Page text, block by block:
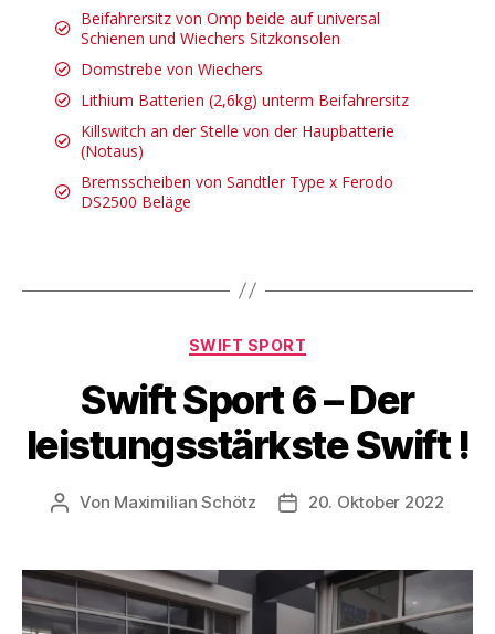
Beifahrersitz von Omp beide auf universal
Schienen und Wiechers Sitzkonsolen
Domstrebe von Wiechers
Lithium Batterien (2,6kg) unterm Beifahrersitz
Killswitch an der Stelle von der Haupbatterie
(Notaus)
Bremsscheiben von Sandtler Type x Ferodo
DS2500 Beläge
SWIFT SPORT
Swift Sport 6 – Der
leistungsstärkste Swift !
Von Maximilian Schötz 20. Oktober 2022